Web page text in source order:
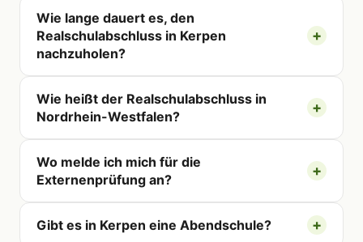
Wie lange dauert es, den
Realschulabschluss in Kerpen
nachzuholen?
Wie heißt der Realschulabschluss in
Nordrhein-Westfalen?
Wo melde ich mich für die
Externenprüfung an?
Gibt es in Kerpen eine Abendschule?